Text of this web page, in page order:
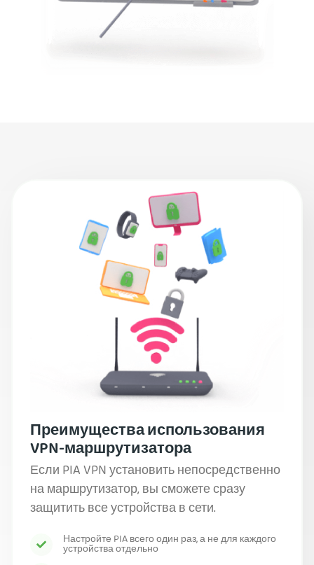
Преимущества использования
VPN-маршрутизатора
Если PIA VPN установить непосредственно
на маршрутизатор, вы сможете сразу
защитить все устройства в сети.
Настройте PIA всего один раз, а не для каждого
устройства отдельно